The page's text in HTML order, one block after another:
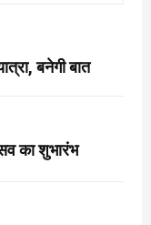
बनेगी बात
का शुभारंभ